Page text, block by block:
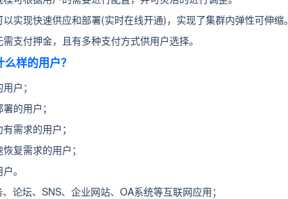
实现快速供应和部署(实时在线开通)，实现了集群内弹性可伸缩。
支付押金，且有多种支付方式供用户选择。
样的用户？
户；
的用户；
需求的用户；
复需求的用户；
。
论坛、SNS、企业网站、OA系统等互联网应用；